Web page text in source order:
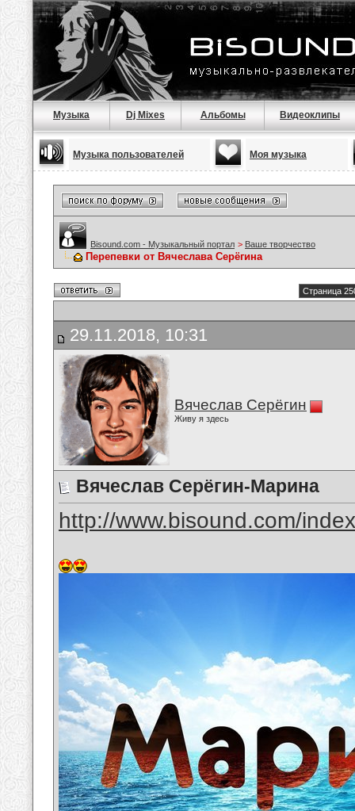
Музыка Dj Mixes Альбомы Видеоклипы
Музыка пользователей Моя музыка
Bisound.com - Музыкальный портал > Ваше творчество
Перепевки от Вячеслава Серёгина
Страница
29.11.2018, 10:31
Вячеслав Серёгин
Живу я здесь
Вячеслав Серёгин-Марина
http://www.bisound.com/